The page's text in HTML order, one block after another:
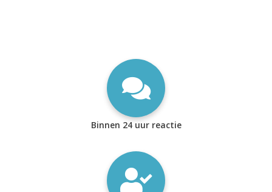
Binnen 24 uur reactie